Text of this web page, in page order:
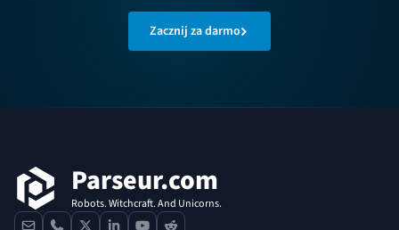
Zacznij za darmo
Parseur.com
Robots. Witchcraft. And Unicorns.